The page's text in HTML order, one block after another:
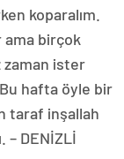
koparalım.
ama birçok
ister
hafta öyle bir
taraf inşallah
– DENİZLİ